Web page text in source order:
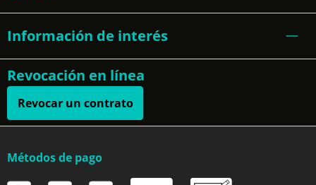
Información de interés
Revocación en línea
Revocar un contrato
Métodos de pago